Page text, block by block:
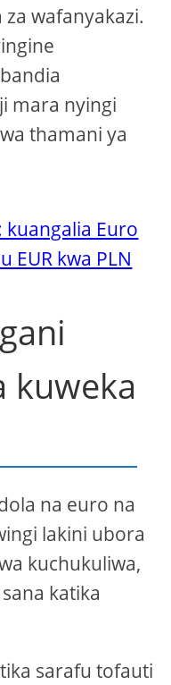
wafanyakazi.
mara nyingi
thamani ya
Euro
EUR kwa PLN
kuweka
na euro na
lakini ubora
kuchukuliwa,
katika
sarafu tofauti